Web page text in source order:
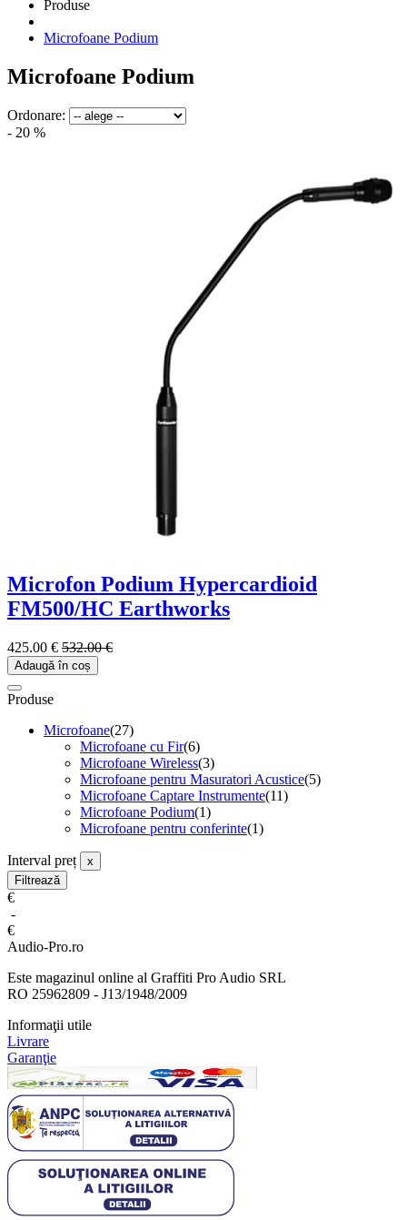
Produse
Microfoane Podium
Microfoane Podium
Ordonare:
- 20 %
Microfon Podium Hypercardioid
FM500/HC Earthworks
425.00 € 532.00 €
Adaugă în coș
Produse
Microfoane(27)
Microfoane cu Fir(6)
Microfoane Wireless(3)
Microfoane pentru Masuratori Acustice(5)
Microfoane Captare Instrumente(11)
Microfoane Podium(1)
Microfoane pentru conferinte(1)
Interval preț
x
Filtrează
€
-
€
Audio-Pro.ro
Este magazinul online al Graffiti Pro Audio SRL
RO 25962809 - J13/1948/2009
Informaţii utile
Livrare
Garanţie